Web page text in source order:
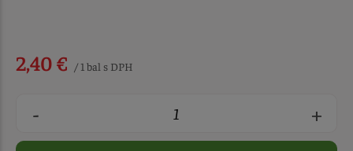
2,40 € / 1 bal s DPH
- +